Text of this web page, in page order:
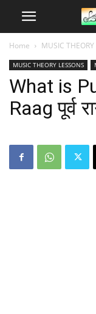
Home MUSIC THEORY
MUSIC THEORY LESSONS
What is
Raag पूर्व